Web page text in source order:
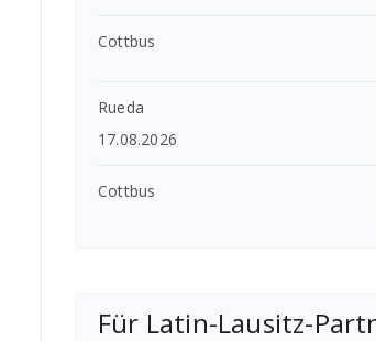
Cottbus
Rueda
17.08.2026
Cottbus
Für Latin-Lausitz-